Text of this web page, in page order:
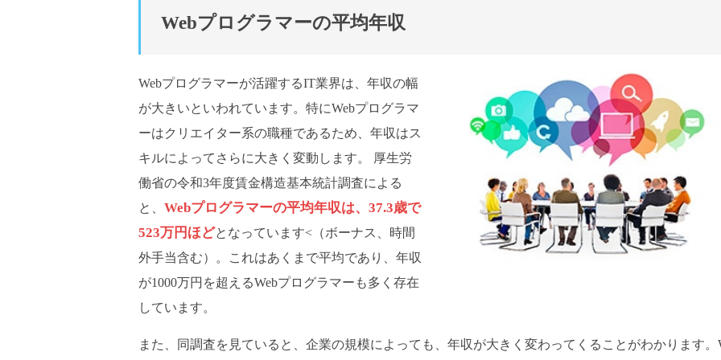
Webプログラマーの平均年収
Webプログラマーが活躍するIT業界は、年収の幅
が大きいといわれています。特にWebプログラマ
ーはクリエイター系の職種であるため、年収はス
キルによってさらに大きく変動します。 厚生労
働省の令和3年度賃金構造基本統計調査による
と、 Webプログラマーの平均年収は、37.3歳で
523万円ほどとなっています<（ボーナス、時間
外手当含む）。これはあくまで平均であり、年収
が1000万円を超えるWebプログラマーも多く存在
しています。
また、同調査を見ていると、企業の規模によっても、年収が大きく変わってくることがわかります。